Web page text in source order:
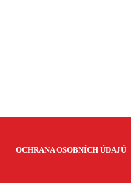
OCHRANA OSOBNÍCH ÚDAJŮ